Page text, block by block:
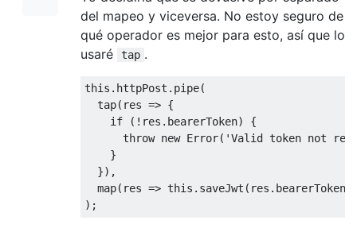
del mapeo y viceversa. No estoy seguro de
qué operador es mejor para esto, así que lo
usaré
tap .
this .httpPost.pipe(
  tap(
res => {
if (!res.bearerToken) {
throw new Error( 'Valid token not
    }
  }),
  map(
res => this